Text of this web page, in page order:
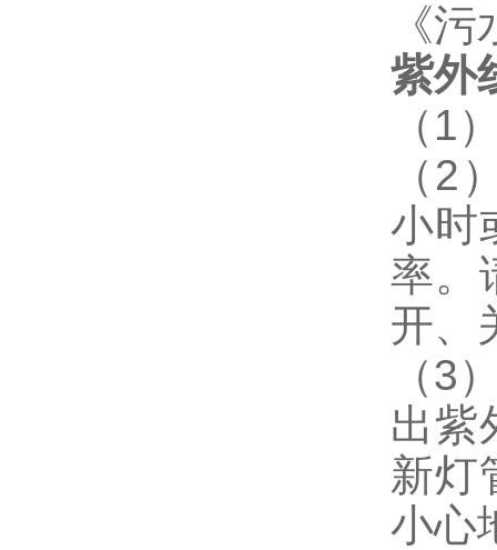
《
紫外
（ 1
（ 2
小时
率。
开、
（3
出紫
新灯
小心